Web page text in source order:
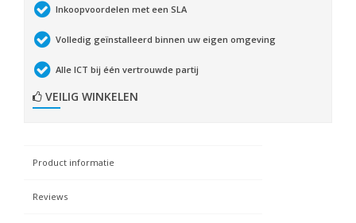
Inkoopvoordelen met een SLA
Volledig geïnstalleerd binnen uw eigen omgeving
Alle ICT bij één vertrouwde partij
VEILIG WINKELEN
Product informatie
Reviews